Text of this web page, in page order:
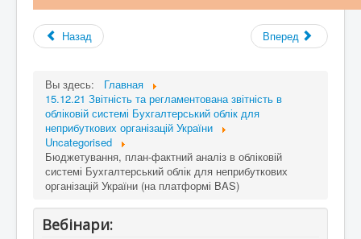
Назад Вперед
Вы здесь:
Главная
15.12.21 Звітність та регламентована звітність в
обліковій системі Бухгалтерський облік для
неприбуткових організацій України
Uncategorised
Бюджетування, план-фактний аналіз в обліковій
системі Бухгалтерський облік для неприбуткових
організацій України (на платформі BAS)
Вебінари: